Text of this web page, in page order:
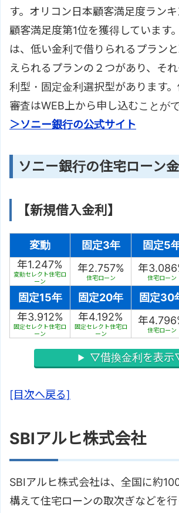
す。オリコン日本顧客満足度ラン
顧客満足度第1位を獲得しています
は、低い金利で借りられるプラン
えられるプランの２つがあり、そ
利型・固定金利選択型があります
審査はWEB上から申し込むことがで
＞ソニー銀行の公式サイト
ソニー銀行の住宅ローン
【新規借入金利】
変動 固定3年 固定5
年1.247%
変動セレクト住宅ロ
ーン
年2.757%
住宅ローン
年
住宅ローン
固定15年 固定20年 固定30
年3.912%
固定セレクト住宅ロ
ーン
年4.192%
固定セレクト住宅ロ
ーン
年
住宅ローン
▽借換金利を表
[目次へ戻る]
SBIアルヒ株式会社
SBIアルヒ株式会社は、全国に約
構えて住宅ローンの取次ぎなどを